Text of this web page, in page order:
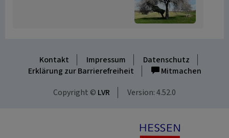
Kontakt Impressum
Datenschutz
Erklärung zur Barrierefreiheit
Mitmachen
Copyright © LVR Version: 4.52.0